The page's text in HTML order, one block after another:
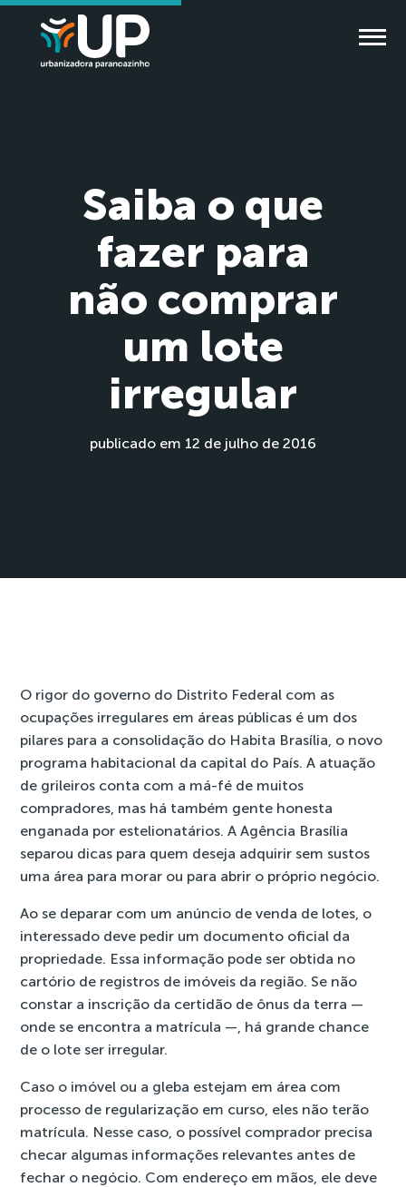
Saiba o que
fazer para
não comprar
um lote
irregular
publicado em 12 de julho de 2016
O rigor do governo do Distrito Federal com as
ocupações irregulares em áreas públicas é um dos
pilares para a consolidação do Habita Brasília, o novo
programa habitacional da capital do País. A atuação
de grileiros conta com a má-fé de muitos
compradores, mas há também gente honesta
enganada por estelionatários. A Agência Brasília
separou dicas para quem deseja adquirir sem sustos
uma área para morar ou para abrir o próprio negócio.
Ao se deparar com um anúncio de venda de lotes, o
interessado deve pedir um documento oficial da
propriedade. Essa informação pode ser obtida no
cartório de registros de imóveis da região. Se não
constar a inscrição da certidão de ônus da terra —
onde se encontra a matrícula —, há grande chance
de o lote ser irregular.
Caso o imóvel ou a gleba estejam em área com
processo de regularização em curso, eles não terão
matrícula. Nesse caso, o possível comprador precisa
checar algumas informações relevantes antes de
fechar o negócio. Com endereço em mãos, ele deve